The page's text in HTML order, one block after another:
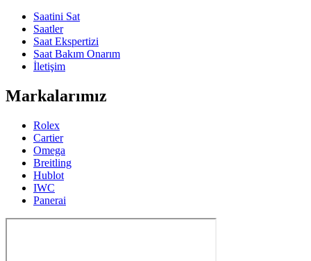
Saatini Sat
Saatler
Saat Ekspertizi
Saat Bakım Onarım
İletişim
Markalarımız
Rolex
Cartier
Omega
Breitling
Hublot
IWC
Panerai